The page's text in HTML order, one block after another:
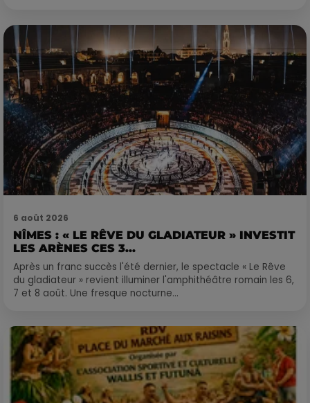
6 août 2026
NÎMES : « LE RÊVE DU GLADIATEUR » INVESTIT
LES ARÈNES CES 3...
Après un franc succès l'été dernier, le spectacle « Le Rêve
du gladiateur » revient illuminer l'amphithéâtre romain les 6,
7 et 8 août. Une fresque nocturne...